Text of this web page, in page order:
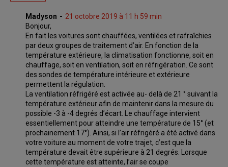
Madyson
21 octobre 2019 à 11 h 59 min
Bonjour,
En fait les voitures sont chauffées, ventilées et rafraîchies
par deux groupes de traitement d’air. En fonction de la
température extérieure, la climatisation fonctionne, soit en
chauffage, soit en ventilation, soit en réfrigération. Ce sont
des sondes de température intérieure et extérieure
permettent la régulation.
La ventilation réfrigéré est activée au- delà de 21 ° suivant la
température extérieur afin de maintenir dans la mesure du
possible -3 à -4 degrés d’écart. Le chauffage intervient
essentiellement pour atteindre une température de 15° (et
prochainement 17°). Ainsi, si l’air réfrigéré a été activé dans
votre voiture au moment de votre trajet, c’est que la
température devait être supérieure à 21 degrés. Lorsque
cette température est atteinte, l’air se coupe